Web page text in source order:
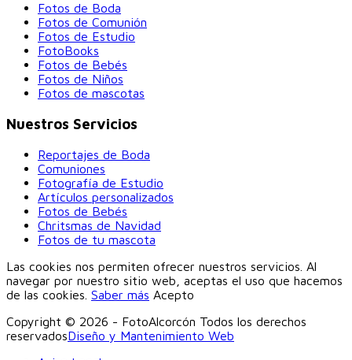
Fotos de Boda
Fotos de Comunión
Fotos de Estudio
FotoBooks
Fotos de Bebés
Fotos de Niños
Fotos de mascotas
Nuestros Servicios
Reportajes de Boda
Comuniones
Fotografía de Estudio
Artículos personalizados
Fotos de Bebés
Chritsmas de Navidad
Fotos de tu mascota
Las cookies nos permiten ofrecer nuestros servicios. Al
navegar por nuestro sitio web, aceptas el uso que hacemos
de las cookies. Saber más Acepto
Copyright © 2026 - FotoAlcorcón Todos los derechos
reservadosDiseño y Mantenimiento Web